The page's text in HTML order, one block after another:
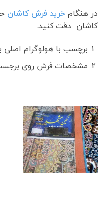
در هنگامخرید فرش کاشان
کاشان دقت کنید.
برچسب با هولوگرام اصلی
مشخصات فرش روی